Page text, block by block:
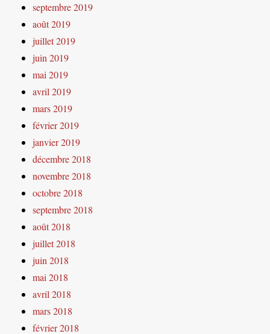
septembre 2019
août 2019
juillet 2019
juin 2019
mai 2019
avril 2019
mars 2019
février 2019
janvier 2019
décembre 2018
novembre 2018
octobre 2018
septembre 2018
août 2018
juillet 2018
juin 2018
mai 2018
avril 2018
mars 2018
février 2018